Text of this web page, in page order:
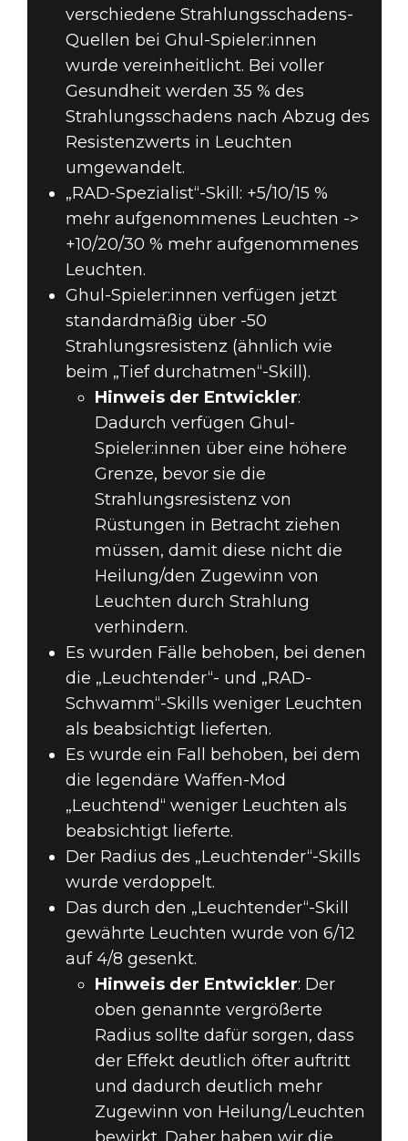
verschiedene Strahlungsschadens-
Quellen bei Ghul-Spieler:innen
wurde vereinheitlicht. Bei voller
Gesundheit werden 35 % des
Strahlungsschadens nach Abzug des
Resistenzwerts in Leuchten
umgewandelt.
„RAD-Spezialist“-Skill: +5/10/15 %
mehr aufgenommenes Leuchten ->
+10/20/30 % mehr aufgenommenes
Leuchten.
Ghul-Spieler:innen verfügen jetzt
standardmäßig über -50
Strahlungsresistenz (ähnlich wie
beim „Tief durchatmen“-Skill).
Hinweis der Entwickler:
Dadurch verfügen Ghul-
Spieler:innen über eine höhere
Grenze, bevor sie die
Strahlungsresistenz von
Rüstungen in Betracht ziehen
müssen, damit diese nicht die
Heilung/den Zugewinn von
Leuchten durch Strahlung
verhindern.
Es wurden Fälle behoben, bei denen
die „Leuchtender“- und „RAD-
Schwamm“-Skills weniger Leuchten
als beabsichtigt lieferten.
Es wurde ein Fall behoben, bei dem
die legendäre Waffen-Mod
„Leuchtend“ weniger Leuchten als
beabsichtigt lieferte.
Der Radius des „Leuchtender“-Skills
wurde verdoppelt.
Das durch den „Leuchtender“-Skill
gewährte Leuchten wurde von 6/12
auf 4/8 gesenkt.
Hinweis der Entwickler: Der
oben genannte vergrößerte
Radius sollte dafür sorgen, dass
der Effekt deutlich öfter auftritt
und dadurch deutlich mehr
Zugewinn von Heilung/Leuchten